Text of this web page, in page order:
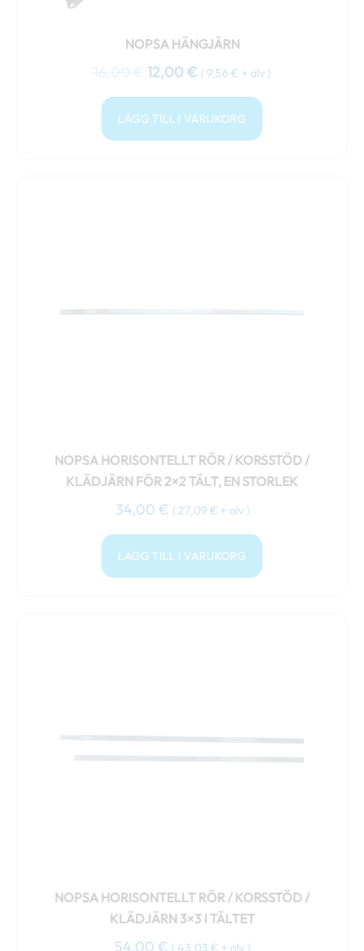
NOPSA HÄNGJÄRN
12,00€ ( 9,56 € + alv )
LÄGG TILL I VARUKORG
NOPSA HORISONTELLT RÖR / KORSSTÖD /
KLÄDJÄRN FÖR 2×2 TÄLT, EN STORLEK
34,00 € (27,09 € + alv )
LÄGG TILL I VARUKORG
NOPSA HORISONTELLT RÖR / KORSSTÖD /
KLÄDJÄRN 3×3 I TÄLTET
54,00 € (43,03 € + alv )